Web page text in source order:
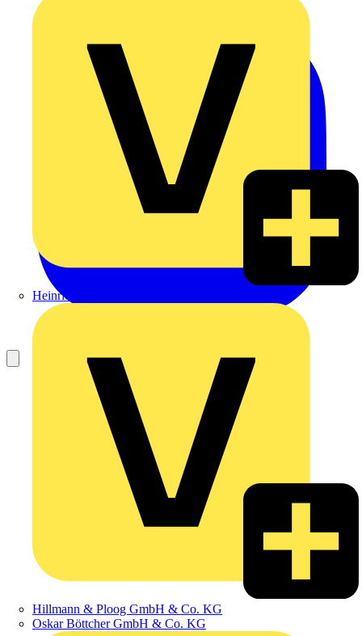
Heinrich Häusler GmbH
Hillmann & Ploog GmbH & Co. KG
Oskar Böttcher GmbH & Co. KG